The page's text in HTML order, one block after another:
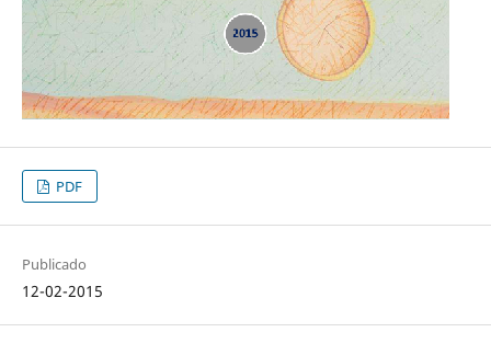
PDF
Publicado
12-02-2015